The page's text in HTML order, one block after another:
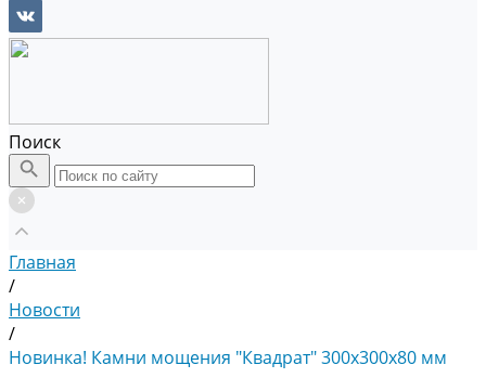
Поиск
Главная
/
Новости
/
Новинка! Камни мощения "Квадрат" 300х300х80 мм